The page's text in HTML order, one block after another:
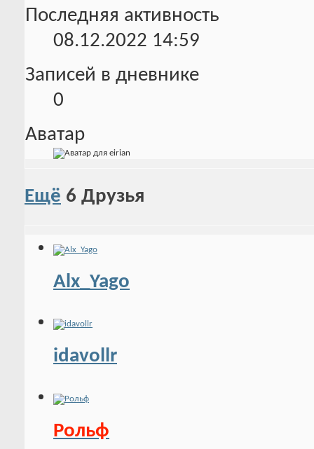
Последняя активность
08.12.2022 14:59
Записей в дневнике
0
Аватар
Ещё 6 Друзья
Alx_Yago
idavollr
Рольф